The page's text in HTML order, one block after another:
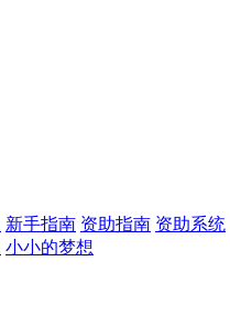
新手指南 资助指南 资助系统
小小的梦想